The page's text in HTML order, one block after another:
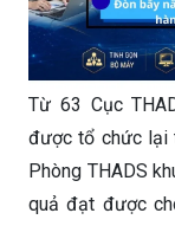
Từ 63 Cục
được tổ chức lại
Phòng THADS
quả đạt được